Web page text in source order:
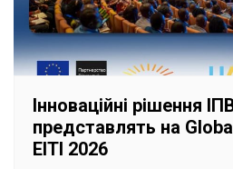
Інноваційні рішення
представлять на
EITI 2026